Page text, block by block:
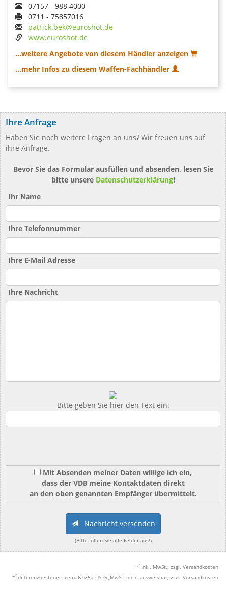
07157 - 988 4000
0711 - 75857016
patrick.bek@euroshot.de
www.euroshot.de
...weitere Angebote von diesem Händler anzeigen
...mehr Infos zu diesem Waffen-Fachhändler
Ihre Anfrage
Haben Sie noch weitere Fragen an uns? Wir freuen uns auf
ihre Anfrage.
Bevor Sie das Formular ausfüllen und absenden, lesen Sie
bitte unsere Datenschutzerklärung!
Ihr Name
Ihre Telefonnummer
Ihre E-Mail Adresse
Ihre Nachricht
Bitte geben Sie hier den Text ein:
Mit Absenden meiner Daten willige ich ein,
dass der VDB meine Kontaktdaten direkt
an den oben genannten Empfänger übermittelt.
Nachricht versenden
(Bitte füllen Sie alle Felder aus!)
* 1 inkl. MwSt.; zzgl. Versandkosten
*2differenzbesteuert gemäß §25a UStG.;MwSt. nicht ausweisbar; zzgl. Versandkosten